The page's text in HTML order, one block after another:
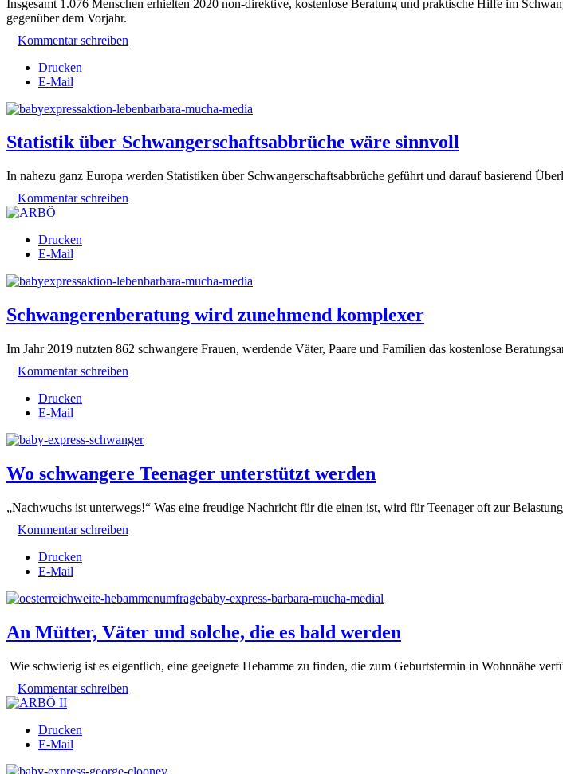
Insgesamt 1.076 Menschen erhielten 2020 non-direktive, kostenlose Beratung und praktische Hilfe im
gegenüber dem Vorjahr.
Kommentar schreiben
Drucken
E-Mail
Statistik über Schwangerschaftsabbrüche wäre sinnvoll
In nahezu ganz Europa werden Statistiken über Schwangerschaftsabbrüche geführt und darauf basierend
Kommentar schreiben
Drucken
E-Mail
Schwangerenberatung wird zunehmend komplexer
Im Jahr 2019 nutzten 862 schwangere Frauen, werdende Väter, Paare und Familien das kostenlose
Kommentar schreiben
Drucken
E-Mail
Wo schwangere Teenager unterstützt werden
„Nachwuchs ist unterwegs!“ Was eine freudige Nachricht für die einen ist, wird für Teenager oft zur
Kommentar schreiben
Drucken
E-Mail
An Mütter, Väter und solche, die es bald werden
Wie schwierig ist es eigentlich, eine geeignete Hebamme zu finden, die zum Geburtstermin in Wohnnähe
Kommentar schreiben
Drucken
E-Mail